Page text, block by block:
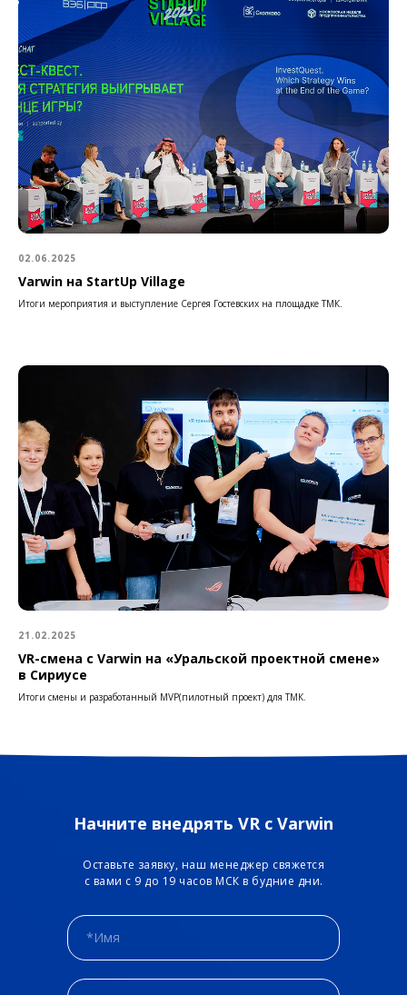
02.06.2025
Varwin на StartUp Village
Итоги мероприятия и выступление Сергея Гостевских на площадке ТМК.
21.02.2025
VR-смена с Varwin на «Уральской проектной смене»
в Сириусе
Итоги смены и разработанный MVP(пилотный проект) для ТМК.
Начните внедрять VR с Varwin
Оставьте заявку, наш менеджер свяжется
с вами с 9 до 19 часов МСК в будние дни.